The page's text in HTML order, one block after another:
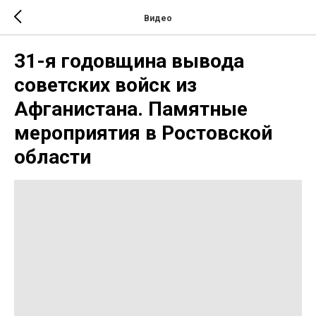
Видео
31-я годовщина вывода
советских войск из
Афганистана. Памятные
мероприятия в Ростовской
области